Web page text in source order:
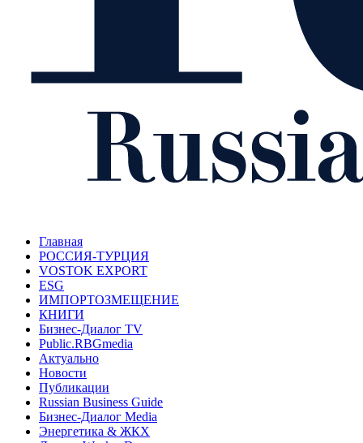
Главная
РОССИЯ-ТУРЦИЯ
VOSTOK EXPORT
ESG
ИМПОРТОЗМЕЩЕНИЕ
КНИГИ
Бизнес-Диалог TV
Public.RBGmedia
Актуально
Новости
Публикации
Russian Business Guide
Бизнес-Диалог Media
Энергетика & ЖКХ